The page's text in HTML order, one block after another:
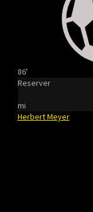
86'
Reserver
mi
Herbert Meyer